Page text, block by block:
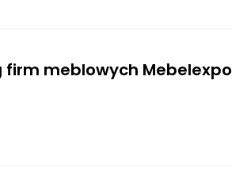
firm meblowych Mebelexpo